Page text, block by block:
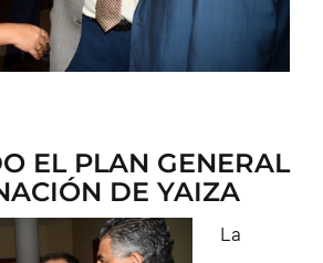
EL PLAN GENERAL
DE YAIZA
La